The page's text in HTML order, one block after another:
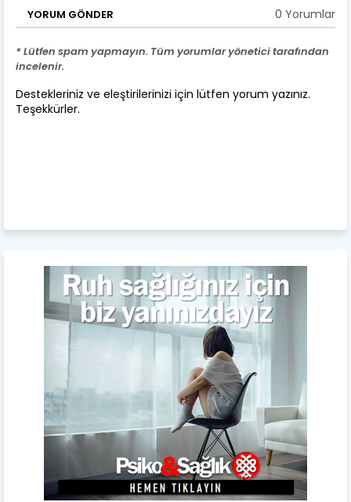
YORUM GÖNDER 0 Yorumlar
* Lütfen spam yapmayın. Tüm yorumlar yönetici tarafından
incelenir.
Destekleriniz ve eleştirilerinizi için lütfen yorum yazınız.
Teşekkürler.